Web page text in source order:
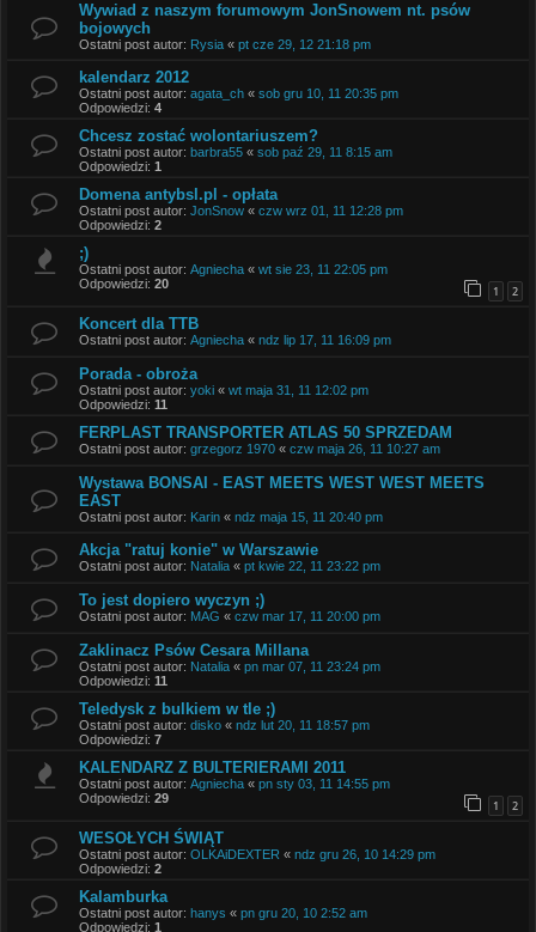
Wywiad z naszym forumowym JonSnowem nt. psów
bojowych
Ostatni post autor: Rysia « pt cze 29, 12 21:18 pm
kalendarz 2012
Ostatni post autor: agata_ch « sob gru 10, 11 20:35 pm
Odpowiedzi: 4
Chcesz zostać wolontariuszem?
Ostatni post autor: barbra55 « sob paź 29, 11 8:15 am
Odpowiedzi: 1
Domena antybsl.pl - opłata
Ostatni post autor: JonSnow « czw wrz 01, 11 12:28 pm
Odpowiedzi: 2
;)
Ostatni post autor: Agniecha « wt sie 23, 11 22:05 pm
Odpowiedzi: 20 1 2
Koncert dla TTB
Ostatni post autor: Agniecha « ndz lip 17, 11 16:09 pm
Porada - obroża
Ostatni post autor: yoki « wt maja 31, 11 12:02 pm
Odpowiedzi: 11
FERPLAST TRANSPORTER ATLAS 50 SPRZEDAM
Ostatni post autor: grzegorz 1970 « czw maja 26, 11 10:27 am
Wystawa BONSAI - EAST MEETS WEST WEST MEETS
EAST
Ostatni post autor: Karin « ndz maja 15, 11 20:40 pm
Akcja "ratuj konie" w Warszawie
Ostatni post autor: Natalia « pt kwie 22, 11 23:22 pm
To jest dopiero wyczyn ;)
Ostatni post autor: MAG « czw mar 17, 11 20:00 pm
Zaklinacz Psów Cesara Millana
Ostatni post autor: Natalia « pn mar 07, 11 23:24 pm
Odpowiedzi: 11
Teledysk z bulkiem w tle ;)
Ostatni post autor: disko « ndz lut 20, 11 18:57 pm
Odpowiedzi: 7
KALENDARZ Z BULTERIERAMI 2011
Ostatni post autor: Agniecha « pn sty 03, 11 14:55 pm
Odpowiedzi: 29 1 2
WESOŁYCH ŚWIĄT
Ostatni post autor: OLKAiDEXTER « ndz gru 26, 10 14:29 pm
Odpowiedzi: 2
Kalamburka
Ostatni post autor: hanys « pn gru 20, 10 2:52 am
Odpowiedzi: 1